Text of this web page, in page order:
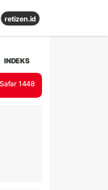
retizen.id
INDEKS
1448